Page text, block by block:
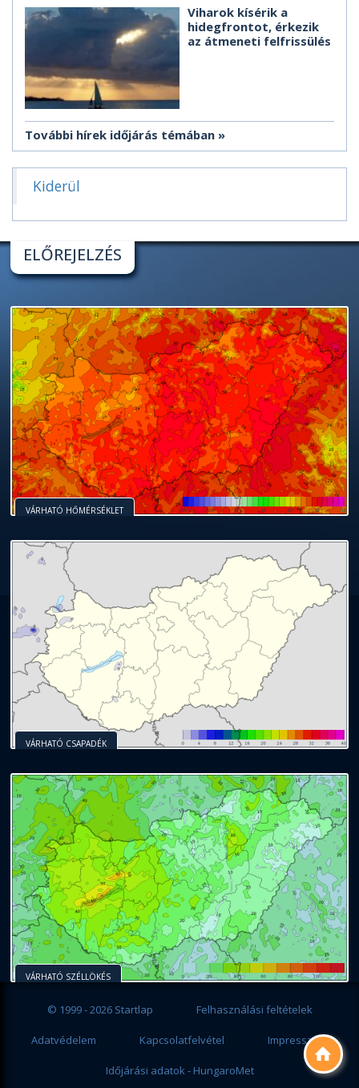

Viharok kísérik a
hidegfrontot, érkezik
az átmeneti felfrissülés
További hírek időjárás témában
Kiderül
ELŐREJELZÉS
VÁRHATÓ HŐMÉRSÉKLET
VÁRHATÓ CSAPADÉK
VÁRHATÓ SZÉLLÖKÉS
© 1999 - 2026 Startlap Felhasználási feltételek
Adatvédelem Kapcsolatfelvétel Impresszum
Időjárási adatok - HungaroMet